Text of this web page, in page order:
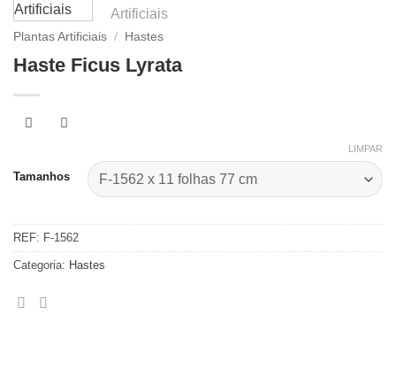
Plantas Artificiais / Hastes
Haste Ficus Lyrata
Tamanhos
LIMPAR
REF: F-1562
Categoria: Hastes